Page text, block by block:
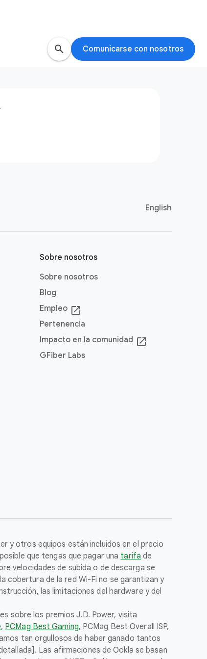
search Comunicarse con nosotros
English
Sobre nosotros
Sobre nosotros
Blog
Empleo launch
Pertenencia
Impacto en la comunidad launch
GFiber Labs
y otros equipos están incluidos en el precio
que tengas que pagar una tarifa de
velocidades de subida o de descarga se
cobertura de la red Wi-Fi no se garantizan y
las limitaciones del hardware y del
sobre los premios J.D. Power, visita
, PCMag Best Gaming, PCMag Best Overall ISP,
tan orgullosos de haber ganado tantos
Las afirmaciones de Ookla se basan